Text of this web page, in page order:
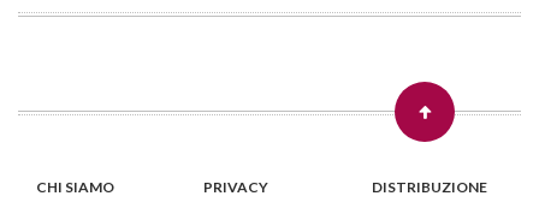
CHI SIAMO
PRIVACY
DISTRIBUZIONE